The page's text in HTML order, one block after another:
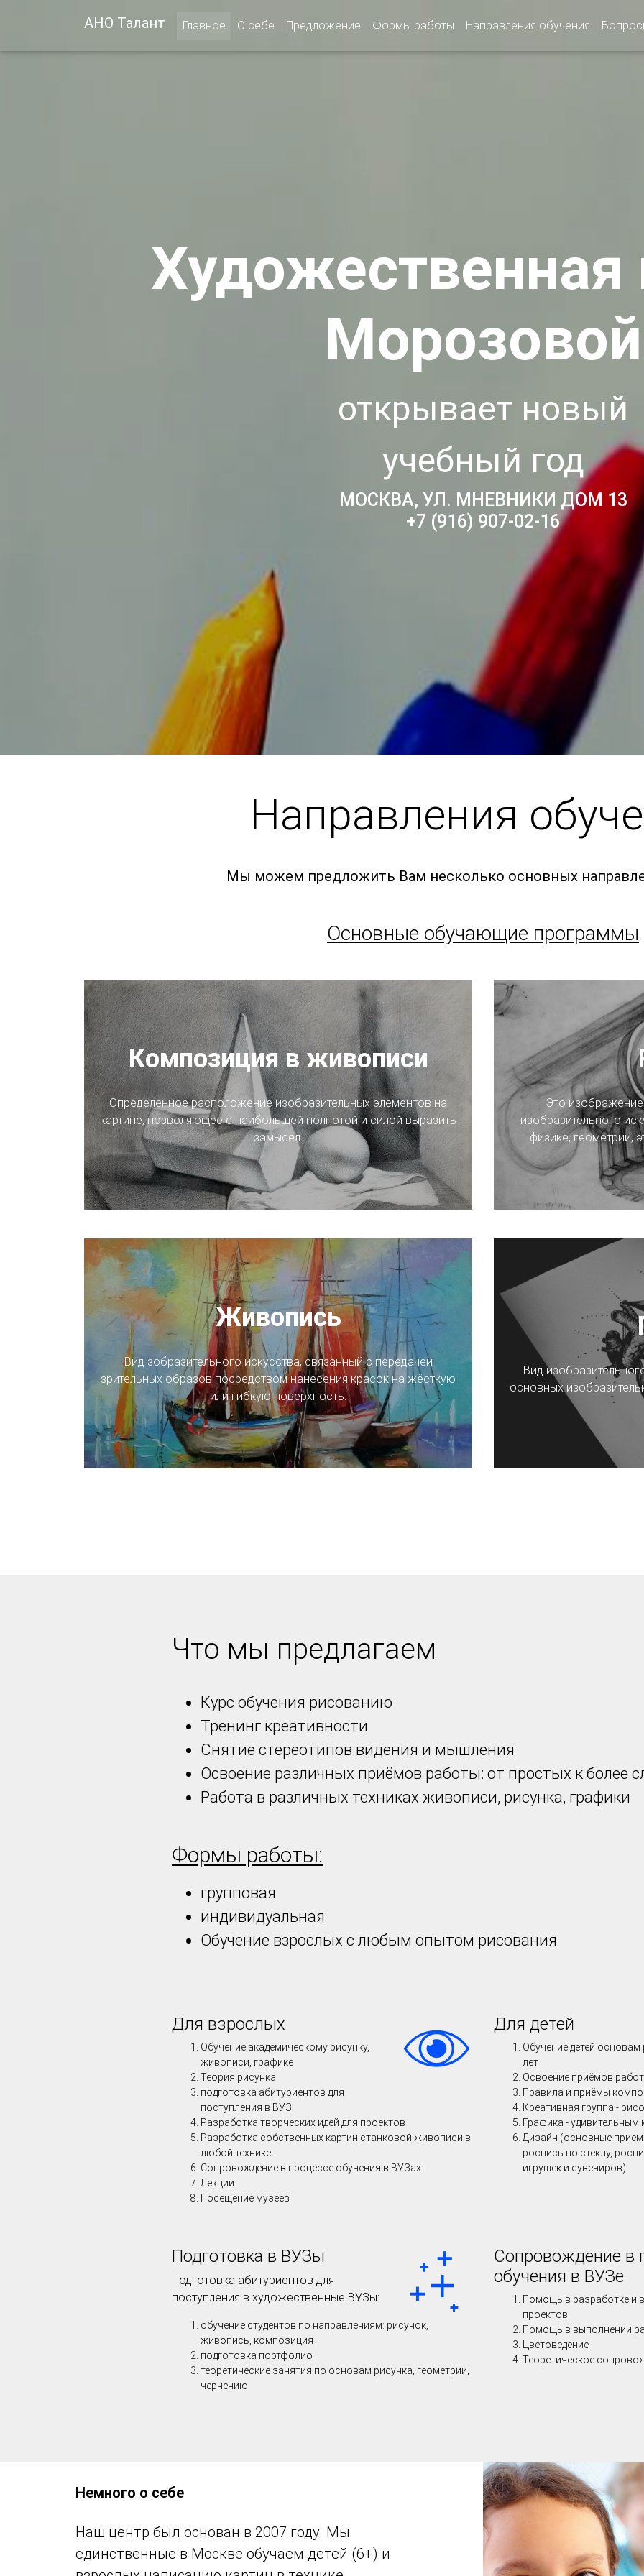
АНО Талант Главное (current)
О себе Предложение Формы работы Направления обучения
Морозовой
открывает новый
учебный год
МОСКВА, УЛ. МНЕВНИКИ ДОМ 13
+7 (916) 907-02-16
Направления
Мы можем предложить Вам несколько основных
Основные обучающие программы
Композиция в живописи
Определенное расположение изобразительных элементов на
картине, позволяющее с наибольшей полнотой и силой выразить
замысел.
Это
изобразительного
физике, геометрии,
Живопись
Вид зобразительного искусства, связанный с передачей
зрительных образов посредством нанесения красок на жёсткую
или гибкую поверхность.
Вид
основных
Что мы предлагаем
Курс обучения рисованию
Тренинг креативности
Снятие стереотипов видения и мышления
Освоение различных приёмов работы: от простых к более
Работа в различных техниках живописи, рисунка, графики
Формы работы:
групповая
индивидуальная
Обучение взрослых с любым опытом рисования
Для взрослых
Обучение академическому рисунку,
живописи, графике
Теория рисунка
подготовка абитуриентов для
поступления в ВУЗ
Разработка творческих идей для проектов
Разработка собственных картин станковой живописи в
любой технике
Сопровождение в процессе обучения в ВУЗах
Лекции
Посещение музеев
Для детей
Обучение детей основам
лет
Освоение приёмов
Правила и приёмы
Креативная группа -
Графика - удивительным
Дизайн (основные
роспись по стеклу,
игрушек и сувениров)
Подготовка в ВУЗы
Подготовка абитуриентов для
поступления в художественные ВУЗы:
обучение студентов по направлениям: рисунок,
живопись, композиция
подготовка портфолио
теоретические занятия по основам рисунка, геометрии,
черчению
Сопровождение в
обучения в ВУЗе
Помощь в разработке и
проектов
Помощь в выполнении
Цветоведение
Теоретическое
Немного о себе
Наш центр был основан в 2007 году. Мы
единственные в Москве обучаем детей (6+) и